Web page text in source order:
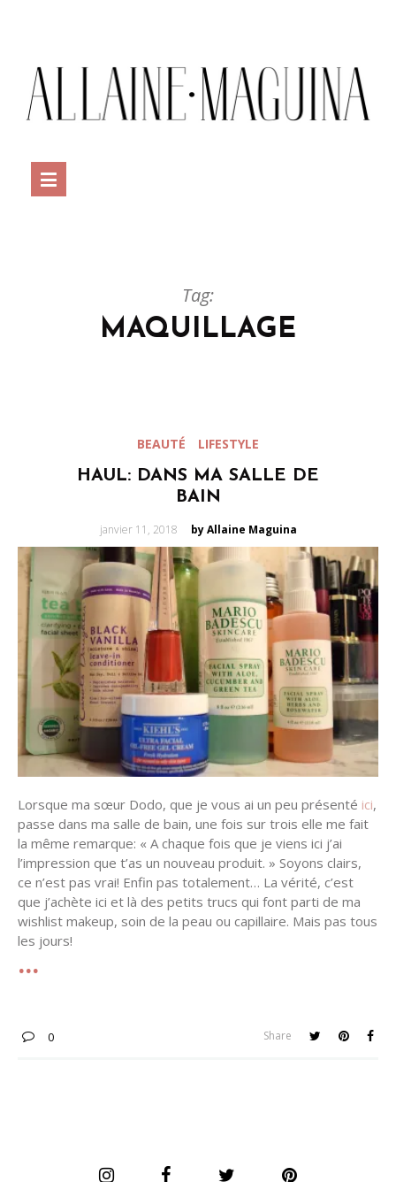
Tag:
MAQUILLAGE
BEAUTÉ LIFESTYLE
HAUL: DANS MA SALLE DE
BAIN
Posted
on
janvier 11, 2018 by Allaine Maguina
Lorsque ma sœur Dodo, que je vous ai un peu présenté ici,
passe dans ma salle de bain, une fois sur trois elle me fait
la même remarque: « A chaque fois que je viens ici j’ai
l’impression que t’as un nouveau produit. » Soyons clairs,
ce n’est pas vrai! Enfin pas totalement… La vérité, c’est
que j’achète ici et là des petits trucs qui font parti de ma
wishlist makeup, soin de la peau ou capillaire. Mais pas tous
les jours!
0 Share